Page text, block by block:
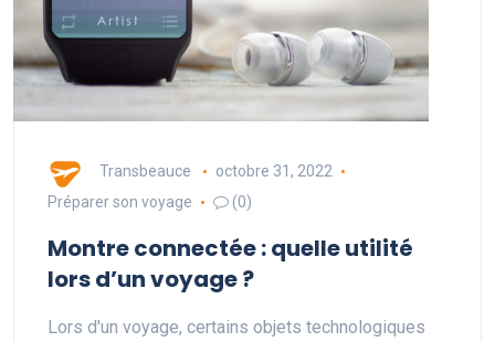
Transbeauce
octobre 31, 2022
Préparer son voyage
(0)
Montre connectée : quelle utilité
lors d’un voyage ?
Lors d'un voyage, certains objets technologiques